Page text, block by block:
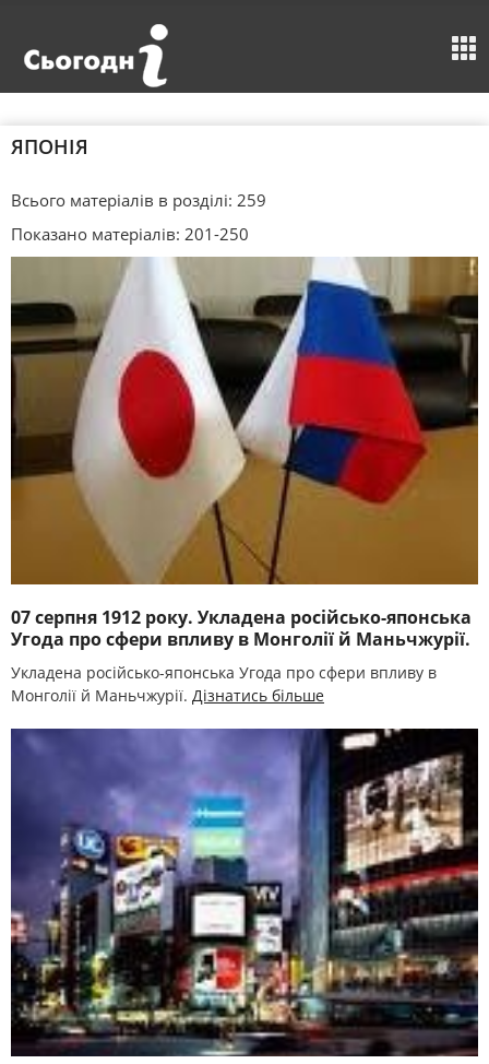
ЯПОНІЯ
Всього матеріалів в розділі: 259
Показано матеріалів: 201-250
07 серпня 1912 року. Укладена російсько-японська
Угода про сфери впливу в Монголії й Маньчжурії.
Укладена російсько-японська Угода про сфери впливу в
Монголії й Маньчжурії. Дізнатись більше